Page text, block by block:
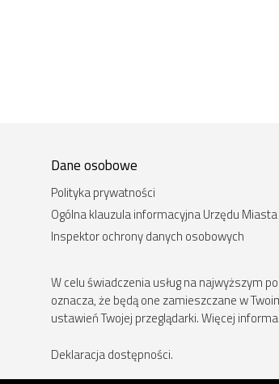
Dane osobowe
Polityka prywatności
Ogólna klauzula informacyjna Urzędu
Inspektor ochrony danych osobowych
W celu świadczenia usług na najwyższym
oznacza, że będą one zamieszczane w
ustawień Twojej przeglądarki. Więcej
Deklaracja dostępności.